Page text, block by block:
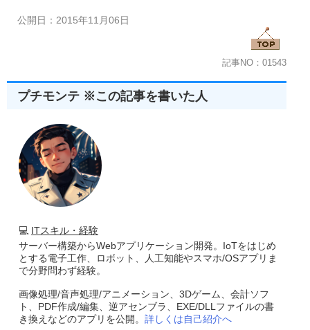
公開日：2015年11月06日
記事NO：01543
プチモンテ ※この記事を書いた人
💻 ITスキル・経験
サーバー構築からWebアプリケーション開発。IoTをはじめ
とする電子工作、ロボット、人工知能やスマホ/OSアプリま
で分野問わず経験。
画像処理/音声処理/アニメーション、3Dゲーム、会計ソフ
ト、PDF作成/編集、逆アセンブラ、EXE/DLLファイルの書
き換えなどのアプリを公開。 詳しくは自己紹介へ